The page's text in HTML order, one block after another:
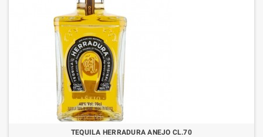
TEQUILA HERRADURA ANEJO CL.70